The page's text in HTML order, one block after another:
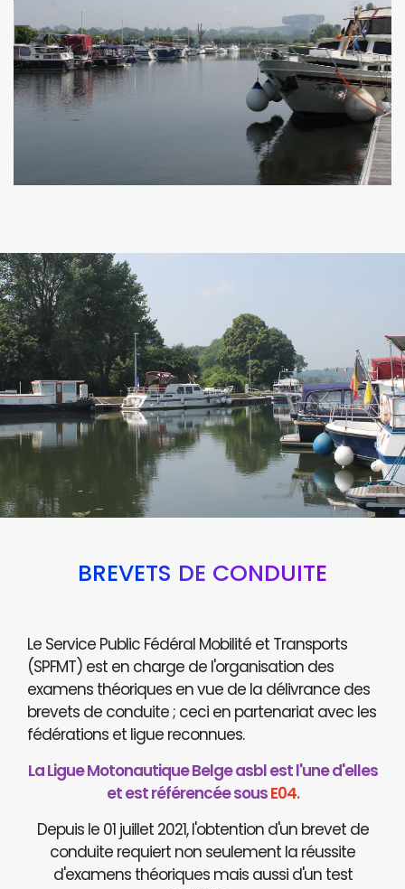
BREVETS DE CONDUITE
Le Service Public Fédéral Mobilité et Transports
(SPFMT) est en charge de l'organisation des
examens théoriques en vue de la délivrance des
brevets de conduite ; ceci en partenariat avec les
fédérations et ligue reconnues.
La Ligue Motonautique Belge asbl est l'une d'elles
et est référencée sousE04.
Depuis le 01 juillet 2021, l'obtention d'un brevet de
conduite requiert non seulement la réussite
d'examens théoriques mais aussi d'un test